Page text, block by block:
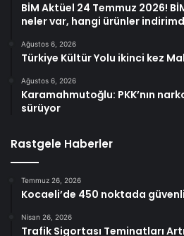
BİM Aktüel 24 Temmuz 2026!
neler var, hangi ürünler
Ağustos 6, 2026
Türkiye Kültür Yolu ikinci kez
Ağustos 6, 2026
Karamahmutoğlu: PKK’nın
sürüyor
Rastgele Haberler
Temmuz 26, 2026
Kocaeli’de 450 noktada
Nisan 26, 2026
Trafik Sigortası Teminatları